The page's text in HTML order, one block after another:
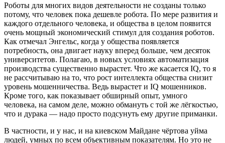
Роботы для многих видов деятельности не созданы только
потому, что человек пока дешевле робота. По мере развития и
каждого отдельного человека, и общества в целом появится
очень мощный экономический стимул для создания роботов.
Как отмечал Энгельс, когда у общества появляется
потребность, она двигает науку вперед больше, чем десяток
университетов. Полагаю, в новых условиях автоматизация
производства существенно вырастет. Что же касается IQ, то я
не рассчитываю на то, что рост интеллекта общества снизит
уровень мошенничества. Ведь вырастет и IQ мошенников.
Кроме того, как показывает обширный опыт, умного
человека, на самом деле, можно обмануть с той же лёгкостью,
что и дурака — надо просто подсунуть ему другие приманки.
В частности, и у нас, и на киевском Майдане чёртова уйма
людей, умных по всем объективным показателям. Но это не